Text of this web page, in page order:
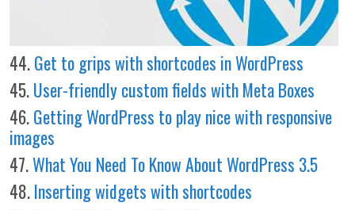
44.Get to grips with shortcodes in WordPress
45.User-friendly custom fields with Meta Boxes
46.Getting WordPress to play nice with responsive
images
47.What You Need To Know About WordPress 3.5
48.Inserting widgets with shortcodes